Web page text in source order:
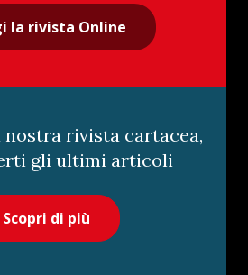
la rivista Online
nostra rivista cartacea,
gli ultimi articoli
Scopri di più